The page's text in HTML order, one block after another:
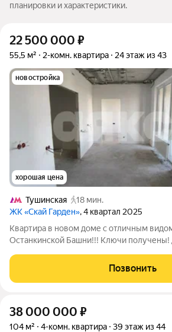
планировки и характеристики.
22 500 000 ₽
55,5 м² 2-комн. квартира 24 этаж из 43
новостройка
хорошая цена
Тушинская
18 мин.
ЖК «Скай Гарден», 4 квартал 2025
Квартира в новом доме с отличным
Останкинской Башни!!! Ключи получены!
Два сан. узла. - Под чистовая
Позвонить
38 000 000 ₽
104 м² 4-комн. квартира 39 этаж из 44